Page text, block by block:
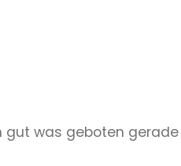
was geboten